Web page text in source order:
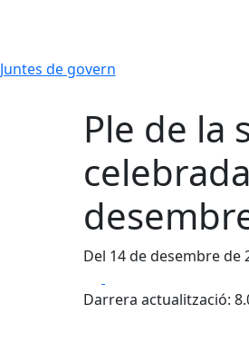
Juntes de govern
Ple de la
Del 14 de desembre de
Darrera actualització: